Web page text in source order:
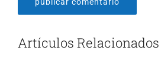
Artículos Relacionados